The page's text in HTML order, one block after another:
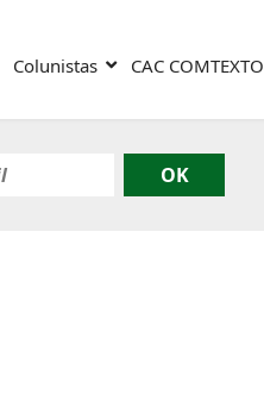
Colunistas CAC COMTEXTO